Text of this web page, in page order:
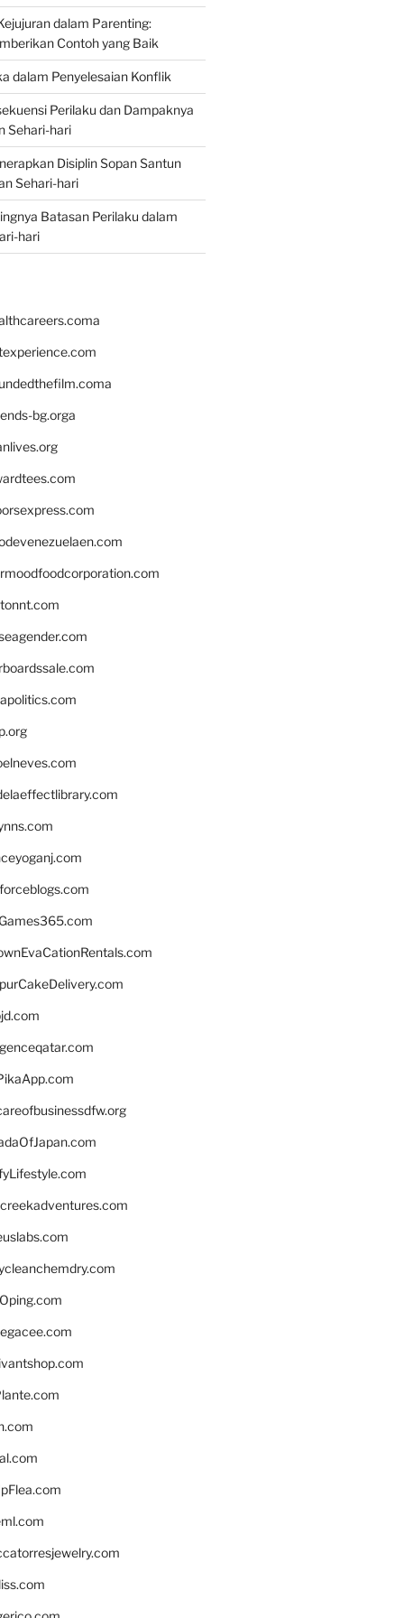
dalam Parenting:
Contoh yang Baik
dalam Penyelesaian Konflik
Perilaku dan Dampaknya
Sehari-hari
Disiplin Sopan Santun
Sehari-hari
Batasan Perilaku dalam
hari
bg.orga